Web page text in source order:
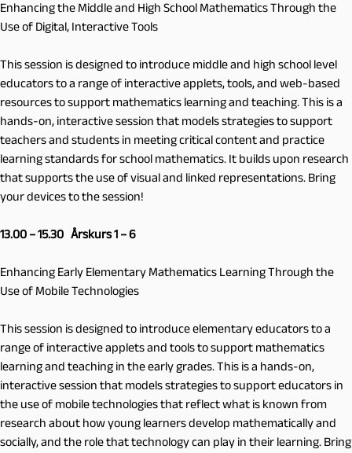
Enhancing the Middle and High School Mathematics Through the
Use of Digital, Interactive Tools
This session is designed to introduce middle and high school level
educators to a range of interactive applets, tools, and web-based
resources to support mathematics learning and teaching. This is a
hands-on, interactive session that models strategies to support
teachers and students in meeting critical content and practice
learning standards for school mathematics. It builds upon research
that supports the use of visual and linked representations. Bring
your devices to the session!
13.00 – 15.30 Årskurs 1 – 6
Enhancing Early Elementary Mathematics Learning Through the
Use of Mobile Technologies
This session is designed to introduce elementary educators to a
range of interactive applets and tools to support mathematics
learning and teaching in the early grades. This is a hands-on,
interactive session that models strategies to support educators in
the use of mobile technologies that reflect what is known from
research about how young learners develop mathematically and
socially, and the role that technology can play in their learning. Bring